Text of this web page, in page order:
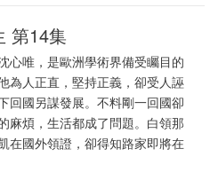
第14集
心唯，是歐洲學術界備受矚目的
為人正直，堅持正義，卻受人誣
回國另謀發展。不料剛一回國卻
麻煩，生活都成了問題。白領那
在國外領證，卻得知路家即將在